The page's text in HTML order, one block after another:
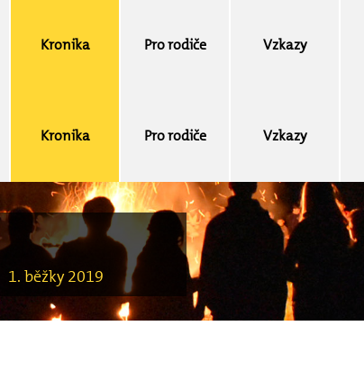
Kronika Pro rodiče Vzkazy
Kronika Pro rodiče Vzkazy
1. běžky 2019